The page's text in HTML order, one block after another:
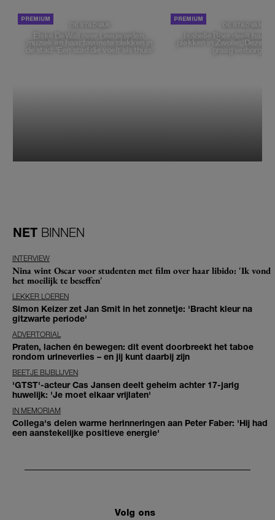
DE STAD VAN
Elske DeWall over Leeuwarden,
muziek en haar favoriete plekken in
de stad: 'Een stad die voelt als thuis'
DE STAD VAN
Isabelle Boer deelt haar
plekken in Zwolle: 'Deze
graag verborgen'
NET BINNEN
INTERVIEW
Nina wint Oscar voor studenten met film over haar libido: 'Ik vond
het moeilijk te beseffen'
LEKKER LOEREN
Simon Keizer zet Jan Smit in het zonnetje: 'Bracht kleur na
gitzwarte periode'
ADVERTORIAL
Praten, lachen én bewegen: dit event doorbreekt het taboe
rondom urineverlies – en jij kunt daarbij zijn
BEETJE BIJBLIJVEN
'GTST'-acteur Cas Jansen deelt geheim achter 17-jarig
huwelijk: 'Je moet elkaar vrijlaten'
IN MEMORIAM
Collega's delen warme herinneringen aan Peter Faber: 'Hij had
een aanstekelijke positieve energie'
Volg ons